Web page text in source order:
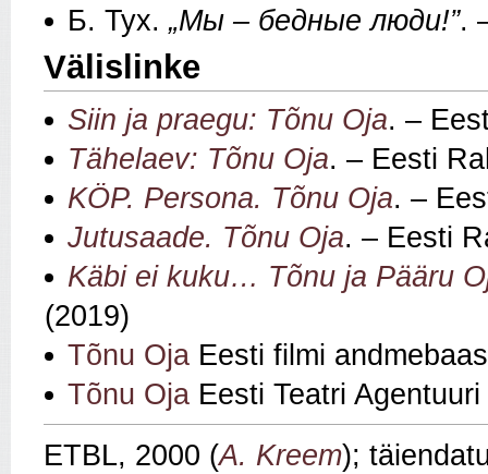
Б. Тух. „Мы – бедные люди!”.
Välislinke
Siin ja praegu: Tõnu Oja. –
Tähelaev: Tõnu Oja. – Eesti
KÖP. Persona. Tõnu Oja. –
Jutusaade. Tõnu Oja. – Eesti
Käbi ei kuku… Tõnu ja Pääru
(2019)
Tõnu Oja Eesti filmi
Tõnu Oja Eesti Teatri
ETBL, 2000 (A. Kreem);